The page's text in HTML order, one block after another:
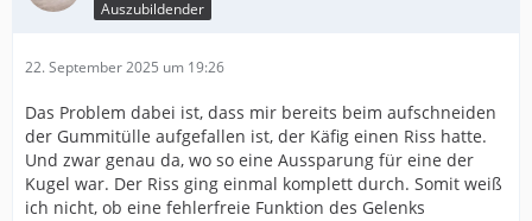
Auszubildender
22. September 2025 um 19:26
Das Problem dabei ist, dass mir bereits beim aufschneiden
der Gummitülle aufgefallen ist, der Käfig einen Riss hatte.
Und zwar genau da, wo so eine Aussparung für eine der
Kugel war. Der Riss ging einmal komplett durch. Somit weiß
ich nicht, ob eine fehlerfreie Funktion des Gelenks